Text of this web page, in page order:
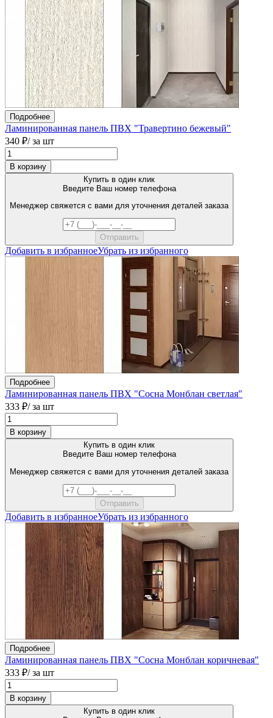
Подробнее
Ламинированная панель ПВХ "Травертино бежевый"
340 ₽/ за шт
В корзину
Купить в один клик
Введите Ваш номер телефона
Менеджер свяжется с вами для уточнения деталей заказа
Добавить в избранноеУбрать из избранного
Подробнее
Ламинированная панель ПВХ "Сосна Монблан светлая"
333 ₽/ за шт
В корзину
Купить в один клик
Введите Ваш номер телефона
Менеджер свяжется с вами для уточнения деталей заказа
Добавить в избранноеУбрать из избранного
Подробнее
Ламинированная панель ПВХ "Сосна Монблан коричневая"
333 ₽/ за шт
В корзину
Купить в один клик